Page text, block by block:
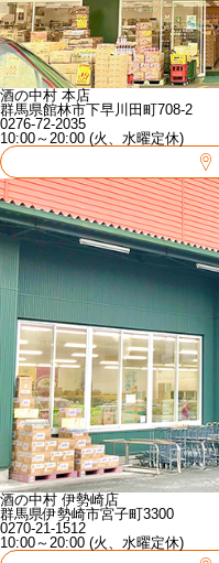
酒の中村 本店
群馬県館林市下早川田町708-2
0276-72-2035
10:00～20:00 (火、水曜定休)
酒の中村 伊勢崎店
群馬県伊勢崎市宮子町3300
0270-21-1512
10:00～20:00 (火、水曜定休)